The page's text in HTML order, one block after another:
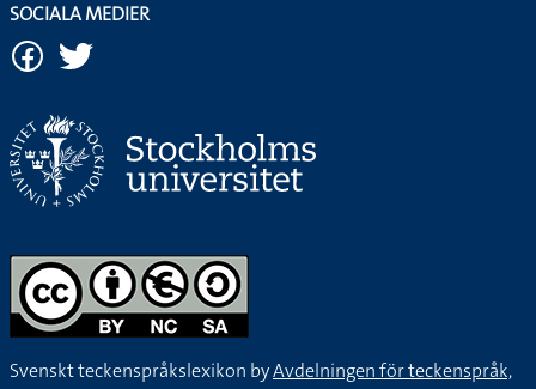
SOCIALA MEDIER
Svenskt teckenspråkslexikon byAvdelningen för teckenspråk,